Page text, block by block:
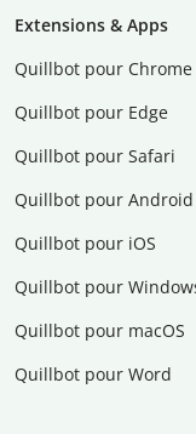
Extensions & Apps
Quillbot pour Chrome
Quillbot pour Edge
Quillbot pour Safari
Quillbot pour Android
Quillbot pour iOS
Quillbot pour
Quillbot pour macOS
Quillbot pour Word